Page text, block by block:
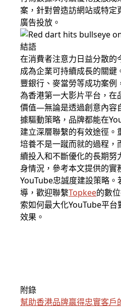
案，針對曾造訪網站或特定
廣告投放。
結語
在消費者注意力日益分散的
成為企業可持續成長的關鍵
豐銀行、麥當勞等成功案例
為香港第一大影片平台，在
價值—無論是透過創意內容
據驅動策略，品牌都能在
建立深層聯繫的有效途徑。
培養不是一蹴而就的過程，
續投入和不斷優化的長期努
身情況，參考本文提供的實
YouTube忠誠度建設策略
導，歡迎聯繫Topkee的數
索如何最大化YouTube平
效果。
附錄
幫助香港品牌贏得忠實客戶